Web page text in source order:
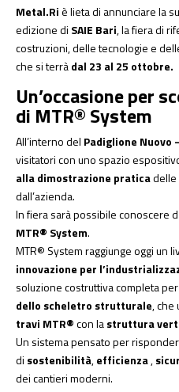
Metal.Riè lieta di annunciare la
edizione di SAIE Bari, la fiera di
costruzioni, delle tecnologie e
che si terràdal 23 al 25 ottobre.
Un’occasione per
di MTR® System
All’interno del Padiglione Nuovo
visitatori con uno spazio
alla dimostrazione praticadelle
dall’azienda.
In fiera sarà possibile conoscere
MTR® System.
MTR® System raggiunge oggi un
innovazione per
soluzione costruttiva completa
dello scheletro strutturale, che
travi MTR®con lastruttura
Un sistema pensato per
di sostenibilità,efficienza,
dei cantieri moderni.